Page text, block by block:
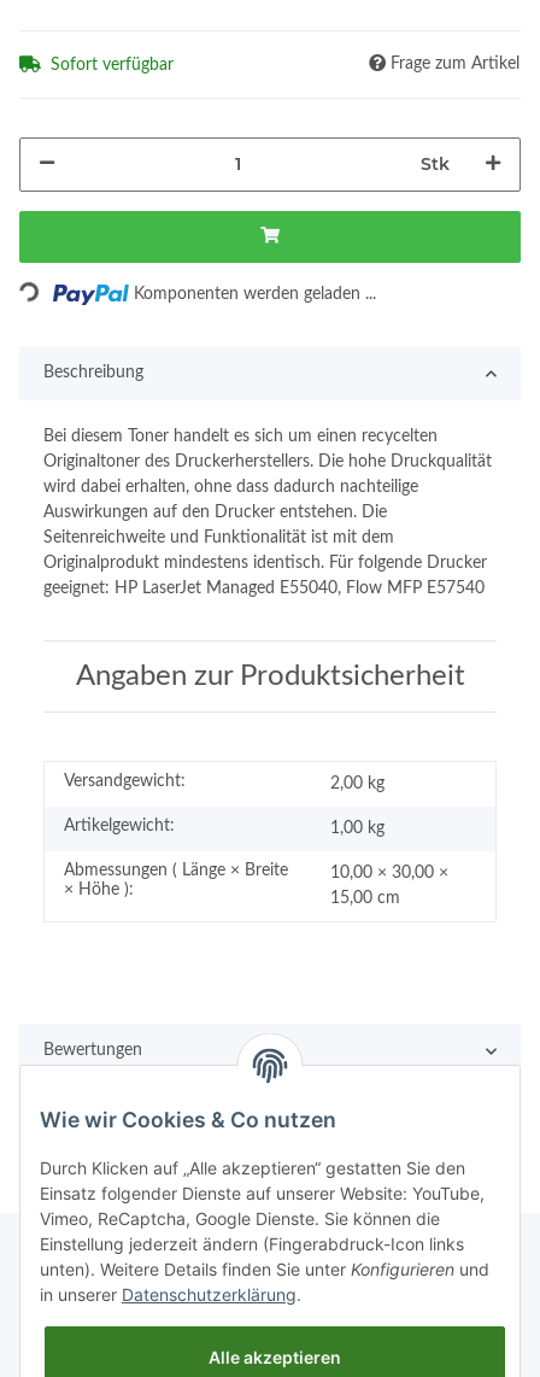
Sofort verfügbar Frage zum Artikel
Stk
Komponenten werden geladen ...
Beschreibung
Bei diesem Toner handelt es sich um einen recycelten
Originaltoner des Druckerherstellers. Die hohe Druckqualität
wird dabei erhalten, ohne dass dadurch nachteilige
Auswirkungen auf den Drucker entstehen. Die
Seitenreichweite und Funktionalität ist mit dem
Originalprodukt mindestens identisch. Für folgende Drucker
geeignet: HP LaserJet Managed E55040, Flow MFP E57540
Angaben zur Produktsicherheit
Versandgewicht: 2,00 kg
Artikelgewicht: 1,00 kg
Abmessungen ( Länge × Breite
× Höhe ):
10,00 × 30,00 ×
15,00 cm
Bewertungen
Rechtliches
Wie wir Cookies & Co nutzen
Durch Klicken auf „Alle akzeptieren“ gestatten Sie den
Einsatz folgender Dienste auf unserer Website: YouTube,
Vimeo, ReCaptcha, Google Dienste. Sie können die
Einstellung jederzeit ändern (Fingerabdruck-Icon links
unten). Weitere Details finden Sie unter Konfigurieren und
in unserer Datenschutzerklärung.
Alle akzeptieren